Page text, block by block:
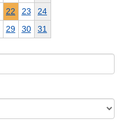
22 23
24
29 30
31